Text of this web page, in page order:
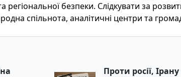
регіональної безпеки. Слідкувати за
спільнота, аналітичні центри та
Проти росії,